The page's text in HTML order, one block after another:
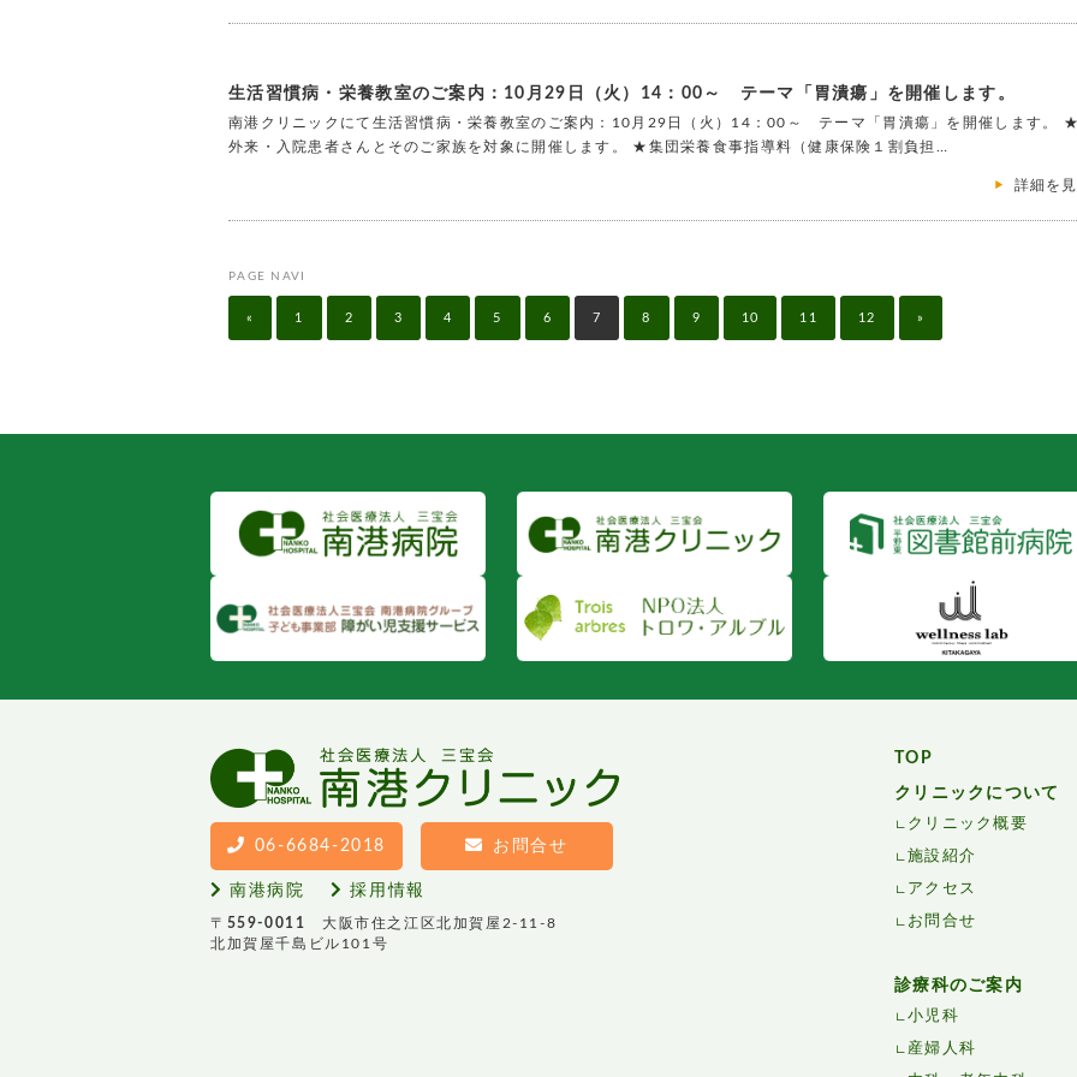
生活習慣病・栄養教室のご案内：10月29日（火）14：00～ テーマ「胃潰瘍」を開催します。
南港クリニックにて生活習慣病・栄養教室のご案内：10月29日（火）14：00～ テーマ「胃潰瘍」を開催します。
外来・入院患者さんとそのご家族を対象に開催します。 ★集団栄養食事指導料（健康保険１割負担…
詳細を
PAGE NAVI
« 1 2 3 4 5 6 7 8 9 10 11 12 »
06-6684-2018 お問合せ
南港病院 採用情報
〒 559-0011 大阪市住之江区北加賀屋2-11-8
北加賀屋千島ビル101号
TOP
クリニックについて
クリニック概要
施設紹介
アクセス
お問合せ
診療科のご案内
小児科
産婦人科